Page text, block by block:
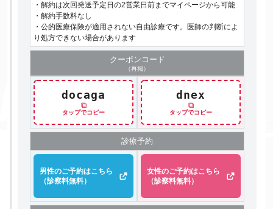
・解約は次回発送予定日の2営業日前までマイページから可能
・解約手数料なし
・公的医療保険が適用されない自由診療です。医師の判断によ
り処方できない場合があります
クーポン コード
（再掲）
docaga
⧉
タップでコピー
dnex
⧉
タップでコピー
診療予約
男性のご予約はこちら
（診察料無料）
女性のご予約はこちら
（診察料無料）